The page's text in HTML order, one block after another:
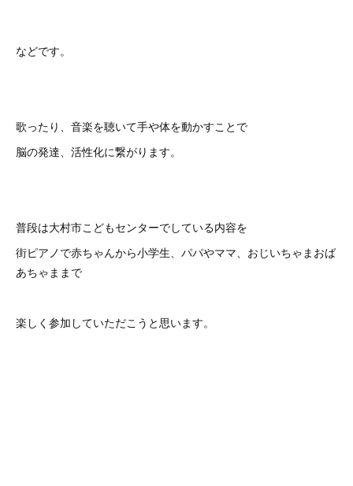
などです。
歌ったり、音楽を聴いて手や体を動かすことで
脳の発達、活性化に繋がります。
普段は大村市こどもセンターでしている内容を
街ピアノで赤ちゃんから小学生、パパやママ、おじいちゃまおば
あちゃままで
楽しく参加していただこうと思います。